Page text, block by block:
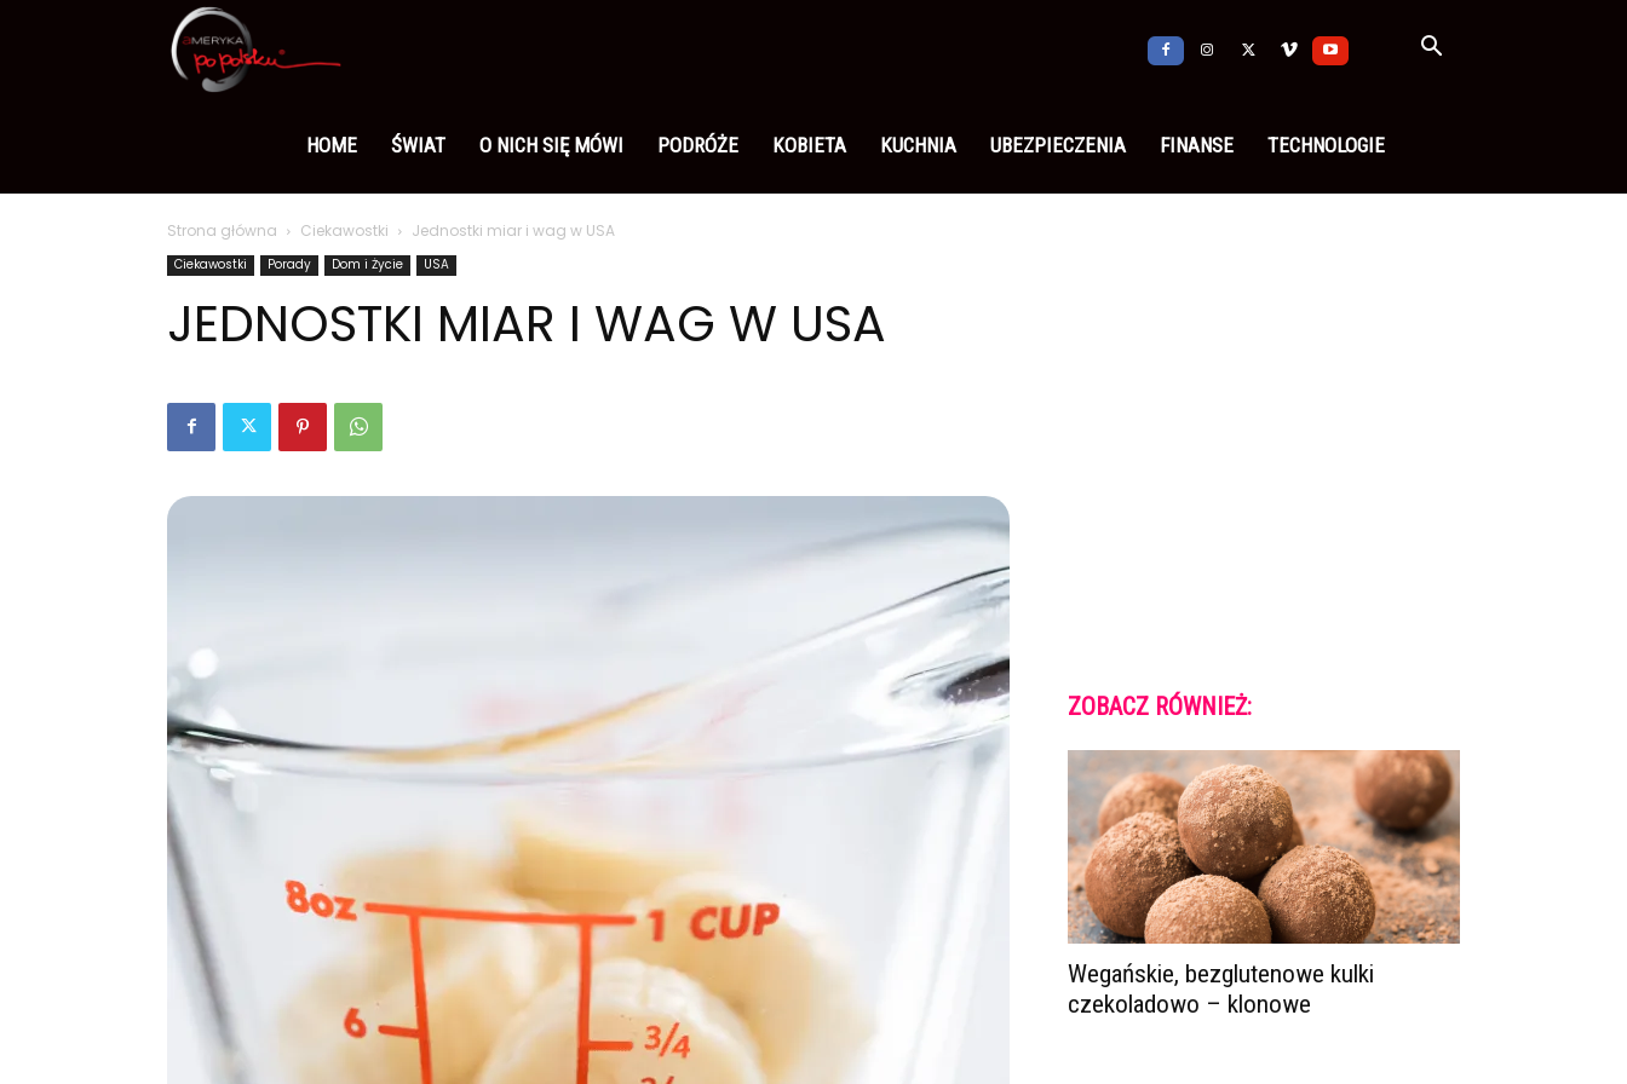
po
polsku
HOME ŚWIAT O NICH SIĘ MÓWI PODRÓŻE KOBIETA KUCHNIA UBEZPIECZENIA FINANSE TECHNOLOGIE
Strona główna Ciekawostki Jednostki miar i wag w USA
Ciekawostki Porady Dom i Życie USA
JEDNOSTKI MIAR I WAG W USA
ZOBACZ RÓWNIEŻ:
Wegańskie, bezglutenowe kulki
czekoladowo – klonowe